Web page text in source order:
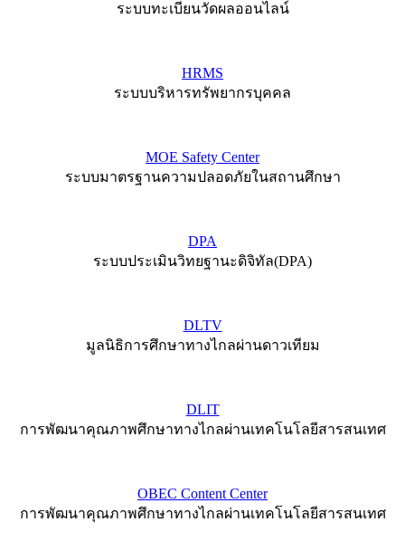
ระบบทะเบียนวัดผลออนไลน์
HRMS
ระบบบริหารทรัพยากรบุคคล
MOE Safety Center
ระบบมาตรฐานความปลอดภัยในสถานศึกษา
DPA
ระบบประเมินวิทยฐานะดิจิทัล(DPA)
DLTV
มูลนิธิการศึกษาทางไกลผ่านดาวเทียม
DLIT
การพัฒนาคุณภาพศึกษาทางไกลผ่านเทคโนโลยีสารสนเทศ
OBEC Content Center
การพัฒนาคุณภาพศึกษาทางไกลผ่านเทคโนโลยีสารสนเทศ